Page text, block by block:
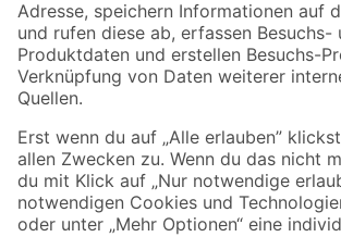
Zahlungsarten Versandarten
Sicher einkaufen
Jetzt die toom-App herunterladen